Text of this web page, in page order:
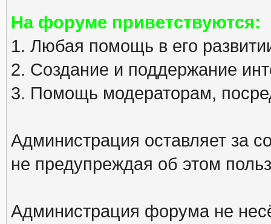
На форуме приветствуются:
1. Любая помощь в его
2. Создание и поддержание
3. Помощь модераторам,
Администрация оставляет за
не предупреждая об этом
Администрация форума не